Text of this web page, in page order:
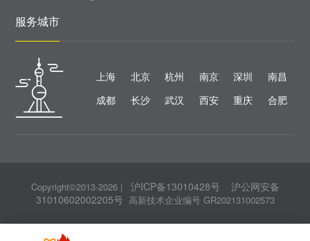
服务城市
上海 北京 杭州 南京 深圳
南昌
成都
长沙 武汉 西安 重庆 合肥
Copyright©2013-2026 | 沪ICP备13010428号
沪公网安备
31010602002205号 高新技术企业编号 GR202131002573